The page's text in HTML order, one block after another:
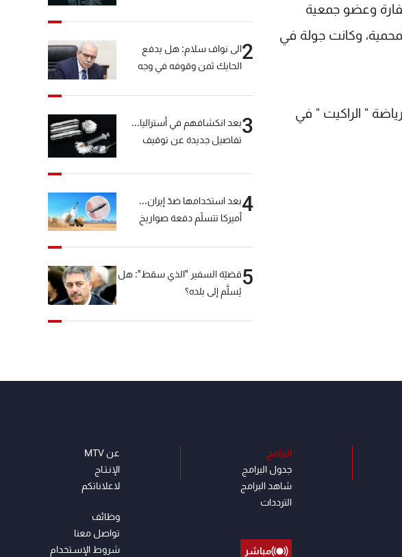
وعضو جمعية
وكانت جولة في
" الراكيت " في
2الى نواف سلام: هل يدفع
الحايك ثمن وقوفه في وجه
3بعد انكشافهم في أستراليا...
تفاصيل جديدة عن توقيف
4بعد استخدامها ضدّ إيران...
أميركا تتسلّم دفعة صواريخ
5قضيّة السفير "الذي سقط": هل
يُسلَّم إلى بلده؟
البرامج
جدول البرامج
شاهد البرامج
الترددات
مباشر
عن MTV
الإنـتـاج
لاعلاناتكم
وظائف
تواصل معنا
شروط الإسـتخدام